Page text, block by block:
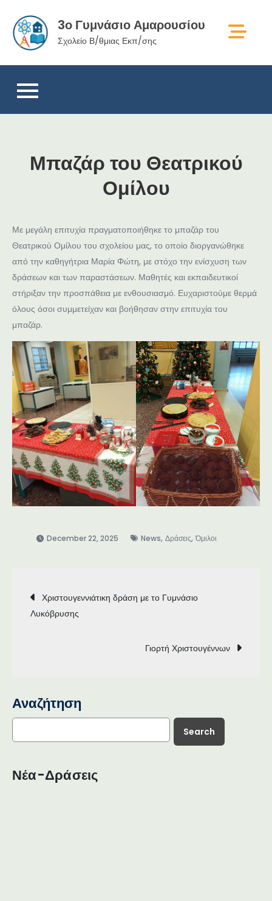
content
3ο Γυμνάσιο Αμαρουσίου
Σχολείο Β/θμιας Εκπ/σης
Μπαζάρ του Θεατρικού
Ομίλου
Με μεγάλη επιτυχία πραγματοποιήθηκε το μπαζάρ του
Θεατρικού Ομίλου του σχολείου μας, το οποίο διοργανώθηκε
από την καθηγήτρια Μαρία Φώτη, με στόχο την ενίσχυση των
δράσεων και των παραστάσεων. Μαθητές και εκπαιδευτικοί
στήριξαν την προσπάθεια με ενθουσιασμό. Ευχαριστούμε θερμά
όλους όσοι συμμετείχαν και βοήθησαν στην επιτυχία του
μπαζάρ.
December 22, 2025 News, Δράσεις,Όμιλοι
Post
navigation
Χριστουγεννιάτικη δράση με το Γυμνάσιο
Λυκόβρυσης
Γιορτή Χριστουγέννων
Αναζήτηση
Search
Νέα-Δράσεις